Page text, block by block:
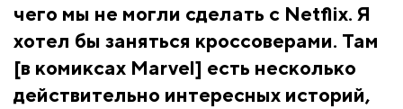
чего мы не могли сделать с Netflix. Я
хотел бы заняться кроссоверами. Там
[в комиксах Marvel] есть несколько
действительно интересных историй,